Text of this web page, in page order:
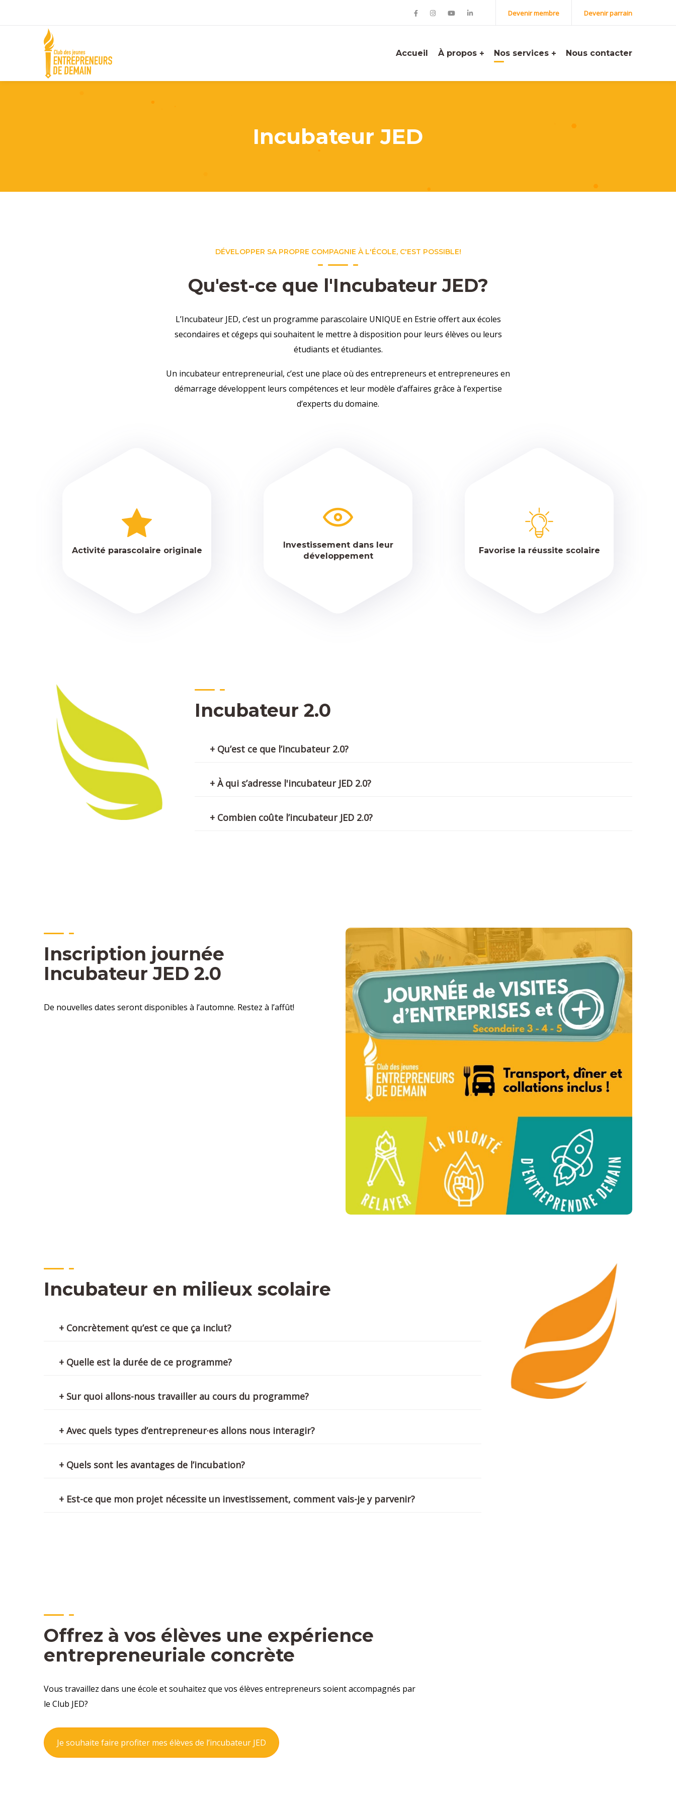
Devenir membre Devenir parrain
Accueil À propos Nos services Nous contacter
Incubateur JED
DÉVELOPPER SA PROPRE COMPAGNIE À L'ÉCOLE, C'EST POSSIBLE!
Qu'est-ce que l'Incubateur JED?
L’Incubateur JED, c’est un programme parascolaire UNIQUE en Estrie offert aux écoles
secondaires et cégeps qui souhaitent le mettre à disposition pour leurs élèves ou leurs
étudiants et étudiantes.
Un incubateur entrepreneurial, c’est une place où des entrepreneurs et entrepreneures en
démarrage développent leurs compétences et leur modèle d’affaires grâce à l’expertise
d’experts du domaine.
Activité parascolaire originale
Investissement dans leur
développement
Favorise la réussite scolaire
Incubateur 2.0
+ Qu’est ce que l’incubateur 2.0?
+ À qui s’adresse l'incubateur JED 2.0?
+ Combien coûte l’incubateur JED 2.0?
Inscription journée
Incubateur JED 2.0
De nouvelles dates seront disponibles à l’automne. Restez à l’affût!
Incubateur en milieux scolaire
+ Concrètement qu’est ce que ça inclut?
+ Quelle est la durée de ce programme?
+ Sur quoi allons-nous travailler au cours du programme?
+ Avec quels types d’entrepreneur·es allons nous interagir?
+ Quels sont les avantages de l’incubation?
+ Est-ce que mon projet nécessite un investissement, comment vais-je y parvenir?
Offrez à vos élèves une expérience
entrepreneuriale concrète
Vous travaillez dans une école et souhaitez que vos élèves entrepreneurs soient accompagnés par
le Club JED?
Je souhaite faire profiter mes élèves de l’incubateur JED